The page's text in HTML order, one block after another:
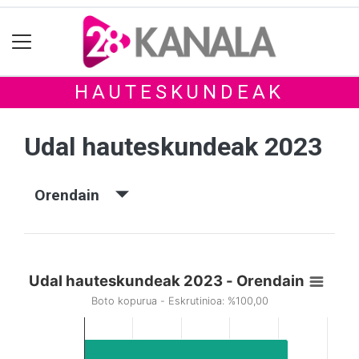
HAUTESKUNDEAK
Udal hauteskundeak 2023
Orendain
Udal hauteskundeak 2023 - Orendain
Boto kopurua - Eskrutinioa: %100,00